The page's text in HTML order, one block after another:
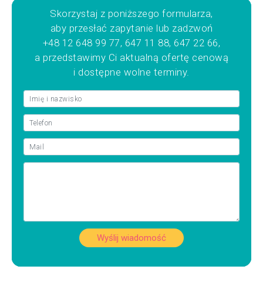
Skorzystaj z poniższego formularza,
aby przesłać zapytanie lub zadzwoń
+48 12 648 99 77, 647 11 88, 647 22 66,
a przedstawimy Ci aktualną ofertę cenową
i dostępne wolne terminy.
Wyślij wiadomość